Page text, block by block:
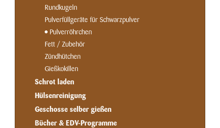
Rundkugeln
Pulverfüllgeräte für Schwarzpulver
Pulverröhrchen
Fett / Zubehör
Zündhütchen
Gießkokillen
Schrot laden
Hülsenreinigung
Geschosse selber gießen
Bücher & EDV-Programme